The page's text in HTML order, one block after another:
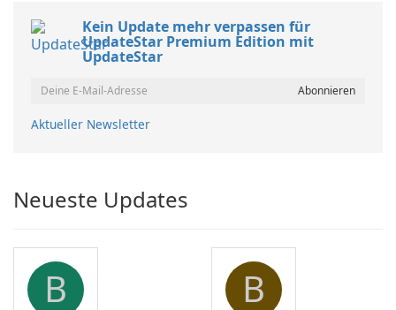
Kein Update mehr verpassen für
UpdateStar Premium Edition mit
UpdateStar
Aktueller Newsletter
Neueste Updates
B B